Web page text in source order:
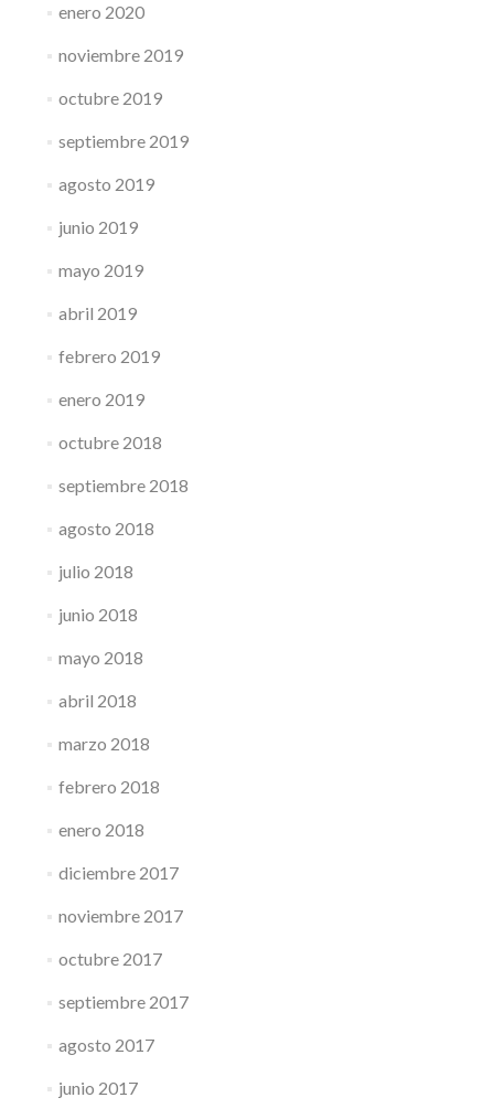
enero 2020
noviembre 2019
octubre 2019
septiembre 2019
agosto 2019
junio 2019
mayo 2019
abril 2019
febrero 2019
enero 2019
octubre 2018
septiembre 2018
agosto 2018
julio 2018
junio 2018
mayo 2018
abril 2018
marzo 2018
febrero 2018
enero 2018
diciembre 2017
noviembre 2017
octubre 2017
septiembre 2017
agosto 2017
junio 2017